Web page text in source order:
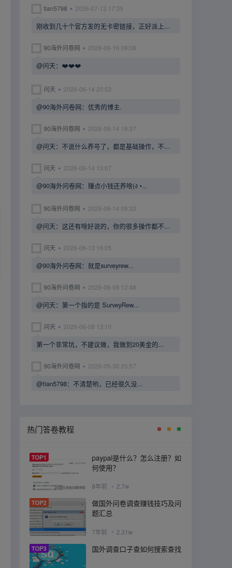
tian5798 2026-07-12 17:35
刚收到几十个官方发的无卡密链接，正好派上...
90海外问卷网 2026-06-16 09:08
@问天：❤️❤️❤️
问天 2026-06-14 20:53
@90海外问卷网：优秀的博主.
90海外问卷网 2026-06-14 19:37
@问天：不说什么养号了，都是基础操作，不...
问天 2026-06-14 13:07
@90海外问卷网：赚点小钱还养啥(ง •...
90海外问卷网 2026-06-14 09:33
@问天：这还有啥好说的，你的很多操作都不...
问天 2026-06-13 16:05
@90海外问卷网：就是surveyrew...
90海外问卷网 2026-06-09 12:48
@问天：第一个指的是 SurveyRew...
问天 2026-06-08 13:10
第一个非常坑，不建议做，我做到20美金的...
90海外问卷网 2026-05-30 20:57
@tian5798：不清楚哟，已经很久没...
热门答卷教程
TOP1
paypal是什么？怎么注册？如
何使用？
8年前 2.7w
TOP2
做国外问卷调查赚钱技巧及问
题汇总
7年前 2.31w
TOP3 国外调查口子查如何搜索查找